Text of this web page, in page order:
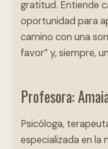
gratitud. Entiende
oportunidad para
camino con una
favor” y, siempre,
Profesora:
Psicóloga,
especializada en la